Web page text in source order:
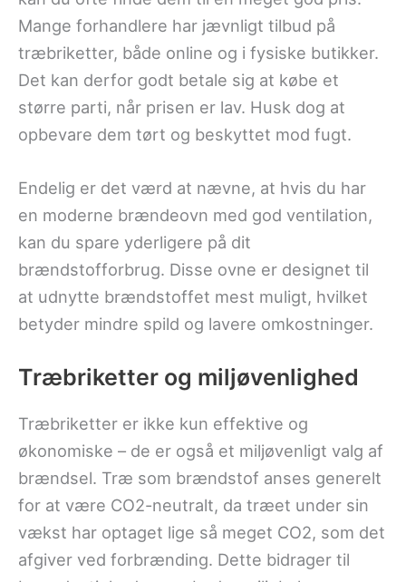
Mange forhandlere har jævnligt tilbud på
træbriketter, både online og i fysiske butikker.
Det kan derfor godt betale sig at købe et
større parti, når prisen er lav. Husk dog at
opbevare dem tørt og beskyttet mod fugt.
Endelig er det værd at nævne, at hvis du har
en moderne brændeovn med god ventilation,
kan du spare yderligere på dit
brændstofforbrug. Disse ovne er designet til
at udnytte brændstoffet mest muligt, hvilket
betyder mindre spild og lavere omkostninger.
Træbriketter og miljøvenlighed
Træbriketter er ikke kun effektive og
økonomiske – de er også et miljøvenligt valg af
brændsel. Træ som brændstof anses generelt
for at være CO2-neutralt, da træet under sin
vækst har optaget lige så meget CO2, som det
afgiver ved forbrænding. Dette bidrager til